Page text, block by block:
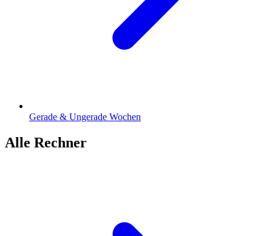
Gerade & Ungerade Wochen
Alle Rechner